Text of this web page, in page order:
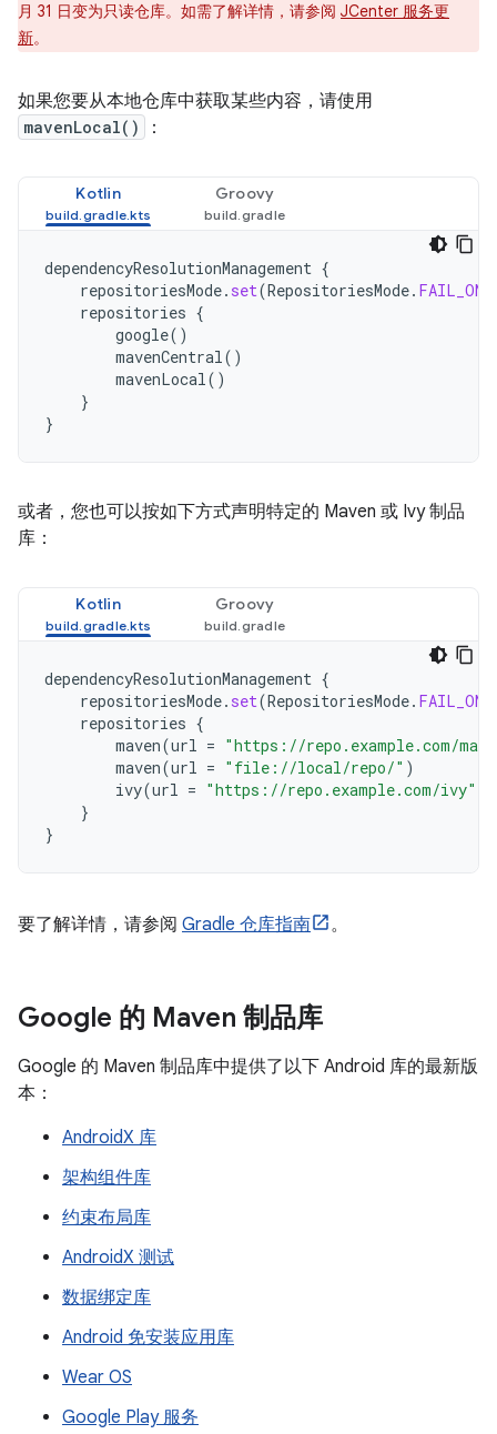
月 31 日变为只读仓库。如需了解详情，请参阅 JCenter 服务更
新。
如果您要从本地仓库中获取某些内容，请使用
mavenLocal() ：
Kotlin Groovy
dependencyResolutionManagement {
repositoriesMode. set(RepositoriesMode.
repositories {
google()
mavenCentral()
mavenLocal()
}
}
或者，您也可以按如下方式声明特定的 Maven 或 Ivy 制品
库：
Kotlin Groovy
dependencyResolutionManagement {
repositoriesMode. set(RepositoriesMode.
repositories {
maven(url = "https://repo.example.com/
maven(url = "file://local/repo/" )
ivy(url = "https://repo.example.com/ivy"
}
}
要了解详情，请参阅 Gradle 仓库指南 。
Google 的 Maven 制品库
Google 的 Maven 制品库中提供了以下 Android 库的最新版
本：
AndroidX 库
架构组件库
约束布局库
AndroidX 测试
数据绑定库
Android 免安装应用库
Wear OS
Google Play 服务